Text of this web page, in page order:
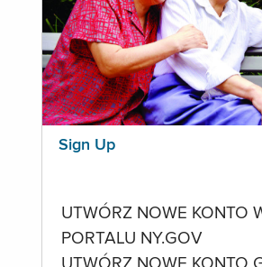
Sign Up
UTWÓRZ NOWE KONTO
PORTALU NY.GOV